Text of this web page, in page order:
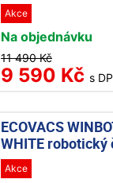
Akce
Na objednávku
11 490 Kč
9 590 Kč s
ECOVACS
WHITE
Akce